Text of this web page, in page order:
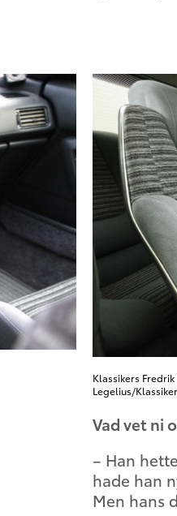
Klassikers
Legelius/Klassiker
Vad vet ni
– Han
hade han
Men hans